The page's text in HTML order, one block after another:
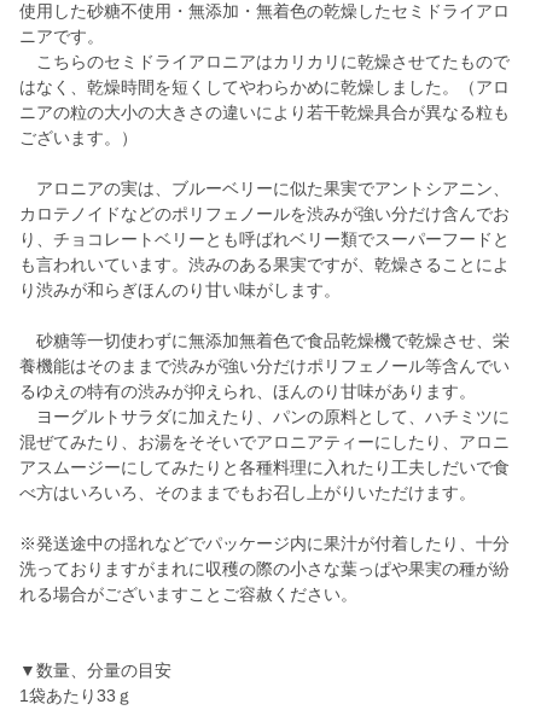
使用した砂糖不使用・無添加・無着色の乾燥したセミドライアロ
ニアです。
こちらのセミドライアロニアはカリカリに乾燥させてたもので
はなく、乾燥時間を短くしてやわらかめに乾燥しました。（アロ
ニアの粒の大小の大きさの違いにより若干乾燥具合が異なる粒も
ございます。）
アロニアの実は、ブルーベリーに似た果実でアントシアニン、
カロテノイドなどのポリフェノールを渋みが強い分だけ含んでお
り、チョコレートベリーとも呼ばれベリー類でスーパーフードと
も言われいています。渋みのある果実ですが、乾燥さることによ
り渋みが和らぎほんのり甘い味がします。
砂糖等一切使わずに無添加無着色で食品乾燥機で乾燥させ、栄
養機能はそのままで渋みが強い分だけポリフェノール等含んでい
るゆえの特有の渋みが抑えられ、ほんのり甘味があります。
ヨーグルトサラダに加えたり、パンの原料として、ハチミツに
混ぜてみたり、お湯をそそいでアロニアティーにしたり、アロニ
アスムージーにしてみたりと各種料理に入れたり工夫しだいで食
べ方はいろいろ、そのままでもお召し上がりいただけます。
※発送途中の揺れなどでパッケージ内に果汁が付着したり、十分
洗っておりますがまれに収穫の際の小さな葉っぱや果実の種が紛
れる場合がございますことご容赦ください。
▼数量、分量の目安
1袋あたり33ｇ